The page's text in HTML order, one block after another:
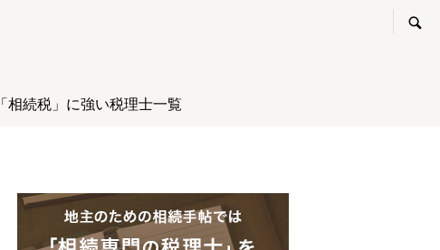
「相続税」に強い税理士一覧